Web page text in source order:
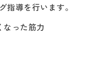
指導を行います。
った筋力